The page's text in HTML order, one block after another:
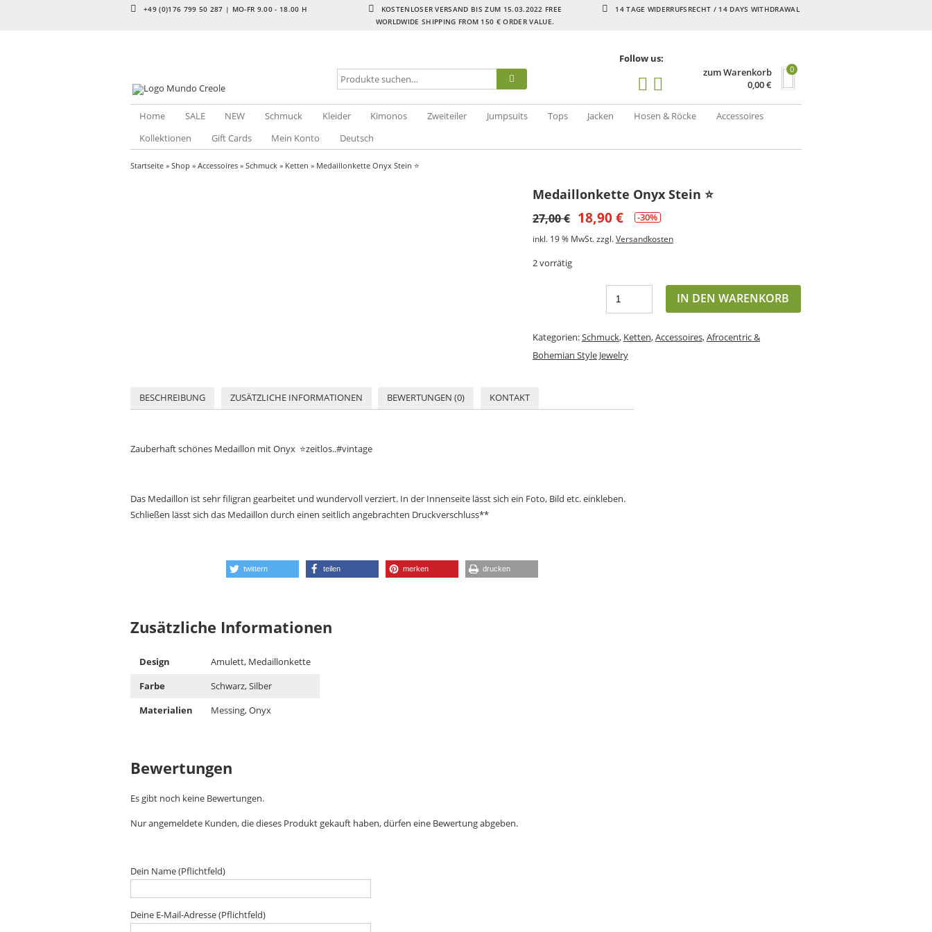
+49 (0)176 799 50 287 | MO-FR 9.00 - 18.00 H
KOSTENLOSER VERSAND BIS ZUM 15.03.2022 FREE
WORLDWIDE SHIPPING FROM 150 € ORDER VALUE.
14 TAGE WIDERRUFSRECHT / 14 DAYS WITHDRAWAL
Follow us:
zum Warenkorb
0,00€
0
Home SALE NEW Schmuck Kleider Kimonos Zweiteiler Jumpsuits Tops Jacken Hosen & Röcke
Accessoires
Kollektionen
Gift Cards Mein Konto Deutsch
Startseite » Shop » Accessoires » Schmuck » Ketten » Medaillonkette Onyx Stein ⭐️
Medaillonkette Onyx Stein ⭐️
27,00€ 18,90 € -30%
inkl. 19 % MwSt. zzgl. Versandkosten
2 vorrätig
IN DEN WARENKORB
Kategorien:Schmuck, Ketten,Accessoires,Afrocentric &
Bohemian Style Jewelry
BESCHREIBUNG ZUSÄTZLICHE INFORMATIONEN BEWERTUNGEN (0) KONTAKT
Zauberhaft schönes Medaillon mit Onyx ⭐️zeitlos..#vintage
Das Medaillon ist sehr filigran gearbeitet und wundervoll verziert. In der Innenseite lässt sich ein Foto, Bild etc. einkleben.
Schließen lässt sich das Medaillon durch einen seitlich angebrachten Druckverschluss**
twittern teilen merken drucken
Zusätzliche Informationen
Design
Amulett, Medaillonkette
Farbe
Schwarz, Silber
Materialien
Messing, Onyx
Bewertungen
Es gibt noch keine Bewertungen.
Nur angemeldete Kunden, die dieses Produkt gekauft haben, dürfen eine Bewertung abgeben.
Dein Name (Pflichtfeld)
Deine E-Mail-Adresse (Pflichtfeld)